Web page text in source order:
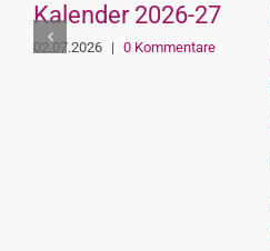
Kalender 2026-27
02.07.2026 | 0 Kommentare